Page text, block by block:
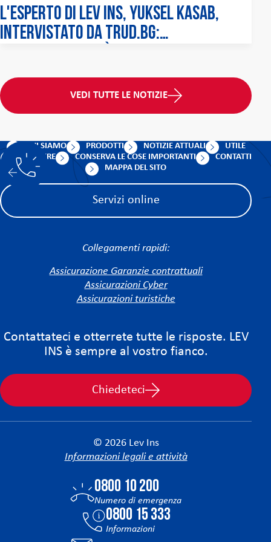
L'esperto di LEV INS, Yuksel Kasab,
intervistato da trud.bg:
nella sicurezza dell'azienda
VEDI TUTTE LE NOTIZIE
CHI SIAMO PRODOTTI NOTIZIE ATTUALI
UTILE
CARRIERE
CONSERVA LE COSE IMPORTANTI
CONTATTI
MAPPA DEL SITO
Servizi online
Collegamenti rapidi:
Assicurazione Garanzie contrattuali
Assicurazioni Cyber
Assicurazioni turistiche
Contattateci e otterrete tutte le risposte. LEV
INS è sempre al vostro fianco.
Chiedeteci
© 2026 Lev Ins
Informazioni legali e attività
0800 10 200
Numero di emergenza
0800 15 333
Informazioni